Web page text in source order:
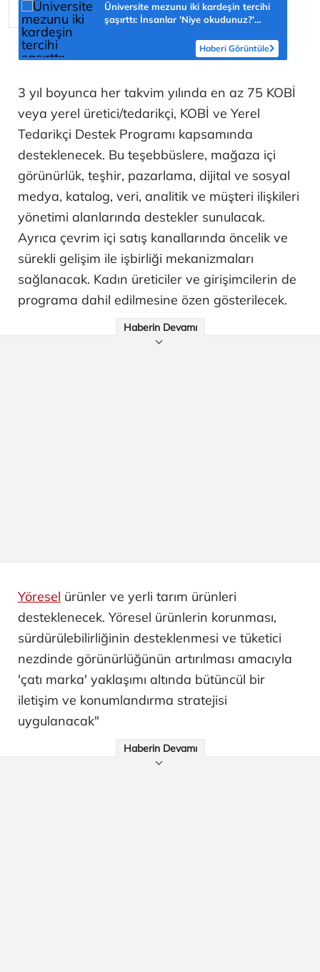
Üniversite mezunu iki kardeşin tercihi
şaşırttı: İnsanlar 'Niye okudunuz?'
Haberi Görüntüle
3 yıl boyunca her takvim yılında en az 75 KOBİ
veya yerel üretici/tedarikçi, KOBİ ve Yerel
Tedarikçi Destek Programı kapsamında
desteklenecek. Bu teşebbüslere, mağaza içi
görünürlük, teşhir, pazarlama, dijital ve sosyal
medya, katalog, veri, analitik ve müşteri ilişkileri
yönetimi alanlarında destekler sunulacak.
Ayrıca çevrim içi satış kanallarında öncelik ve
sürekli gelişim ile işbirliği mekanizmaları
sağlanacak. Kadın üreticiler ve girişimcilerin de
programa dahil edilmesine özen gösterilecek.
Haberin Devamı
Yöresel ürünler ve yerli tarım ürünleri
desteklenecek. Yöresel ürünlerin korunması,
sürdürülebilirliğinin desteklenmesi ve tüketici
nezdinde görünürlüğünün artırılması amacıyla
'çatı marka' yaklaşımı altında bütüncül bir
iletişim ve konumlandırma stratejisi
uygulanacak"
Haberin Devamı